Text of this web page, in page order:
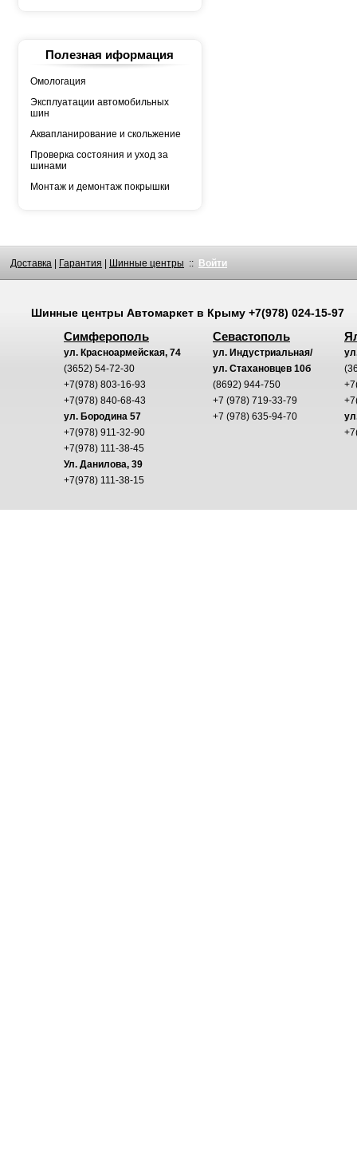
Росава
Полезная иформация
Омологация
Эксплуатации автомобильных
шин
Аквапланирование и скольжение
Проверка состояния и уход за
шинами
Монтаж и демонтаж покрышки
Доставка Гарантия Шинные центры :: Войти
Шинные центры Автомаркетв Крыму +7(978) 024-15-97
Симферополь
ул. Красноармейская, 74
(3652) 54-72-30
+7(978) 803-16-93
+7(978) 840-68-43
ул. Бородина 57
+7(978) 911-32-90
+7(978) 111-38-45
Ул. Данилова, 39
+7(978) 111-38-15
Севастополь
ул. Индустриальная/
ул. Стахановцев 10б
(8692) 944-750
+7 (978) 719-33-79
+7 (978) 635-94-70